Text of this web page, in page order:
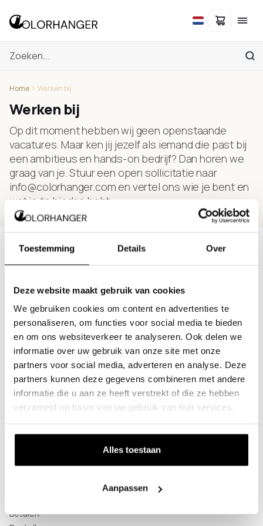
Toestemming Details Over
Deze website maakt gebruik van cookies
We gebruiken cookies om content en advertenties te
personaliseren, om functies voor social media te bieden
en om ons websiteverkeer te analyseren. Ook delen we
informatie over uw gebruik van onze site met onze
partners voor social media, adverteren en analyse. Deze
partners kunnen deze gegevens combineren met andere
informatie die u aan ze heeft verstrekt of die ze hebben
verzameld op basis van uw gebruik van hun services.
Alles toestaan
Aanpassen
Home Werken bij
Werken bij
Op dit moment hebben wij geen openstaande
vacatures. Maar ken jij jezelf als iemand die past bij
een ambitieus en hands-on bedrijf? Dan horen we
graag van je. Stuur een open sollicitatie naar
info@colorhanger.com en vertel ons wie je bent en
wat je te bieden hebt.
4927 PC Hooge Zwaluwe
+31 (0)85 - 047 35 55
info@colorhanger.com
Volg ons op:
Producten
Staande kapstokken
Wandkapstokken
Kledinghangers
Betalen